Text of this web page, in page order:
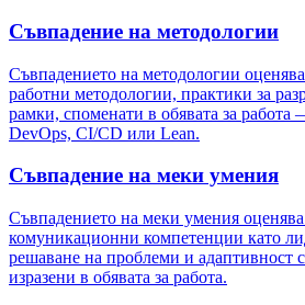
Съвпадение на методологии
Съвпадението на методологии
работни методологии, практики за
рамки, споменати в обявата за
DevOps, CI/CD или Lean.
Съвпадение на меки умения
Съвпадението на меки умения
комуникационни компетенции като
решаване на проблеми и адаптивност
изразени в обявата за работа.